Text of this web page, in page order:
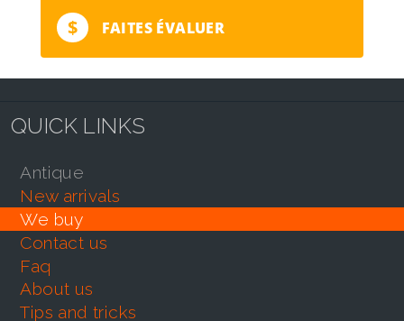
$ FAITES ÉVALUER
QUICK LINKS
antique
new arrivals
we buy
contact us
faq
about us
tips and tricks